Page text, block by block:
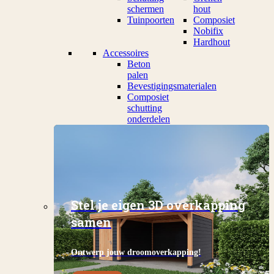
schermen
Tuinpoorten
hout
Composiet
Nobifix
Hardhout
Accessoires
Beton
palen
Bevestigingsmaterialen
Composiet
schutting
onderdelen
Stel je eigen 3D overkapping
samen
Ontwerp jouw droomoverkapping!